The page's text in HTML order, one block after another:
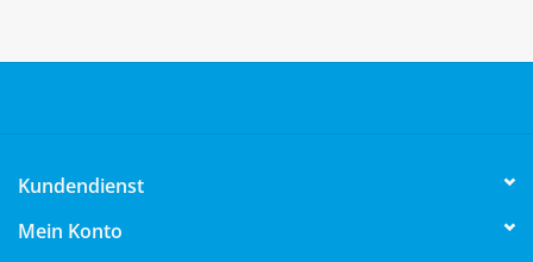
Fingerfood
Bar
Kundendienst
Mein Konto